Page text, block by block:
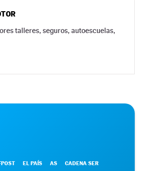
talleres, seguros, autoescuelas,
EL PAÍS AS CADENA SER